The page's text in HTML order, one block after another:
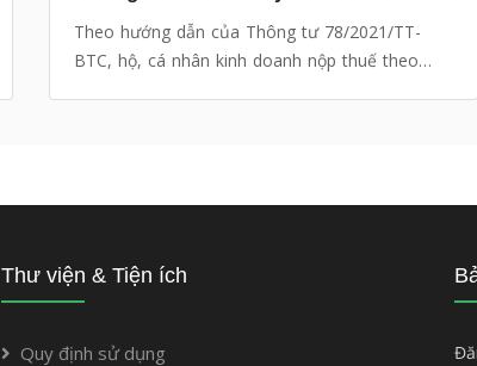
Theo hướng dẫn của Thông tư 78/2021/TT-
BTC, hộ, cá nhân kinh doanh nộp thuế theo
Thư viện & Tiện ích
Quy định sử dụng